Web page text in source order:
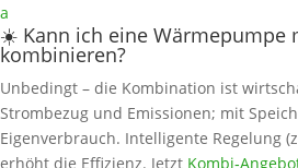
a
☀️ Kann ich eine Wärmepumpe
kombinieren?
Unbedingt – die Kombination ist
Strombezug und Emissionen; mit
Eigenverbrauch. Intelligente Regelung
erhöht die Effizienz. Jetzt